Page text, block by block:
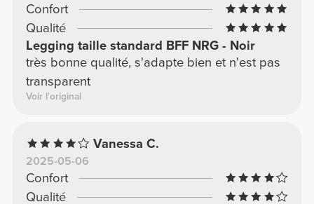
Confort
Qualité
Legging taille standard BFF NRG - Noir
très bonne qualité, s'adapte bien et n'est pas
transparent
Voir l'original
Vanessa C.
2025-05-06
Confort
Qualité